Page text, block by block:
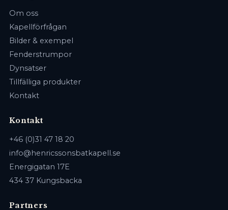
Om oss
Kapellförfrågan
Bilder & exempel
Fenderstrumpor
Dynsatser
Tillfälliga produkter
Kontakt
Kontakt
+46 (0)31 47 18 20
info@henricssonsbatkapell.se
Energigatan 17E
434 37 Kungsbacka
Partners